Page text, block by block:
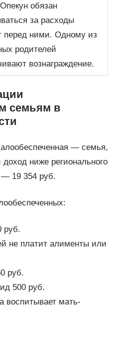
обязан
за расходы
перед ними. Одному из
родителей
вознаграждение.
семьям в
— семья,
ниже регионального
19 354 руб.
руб.
не платит алименты или
руб.
500 руб.
воспитывает мать-